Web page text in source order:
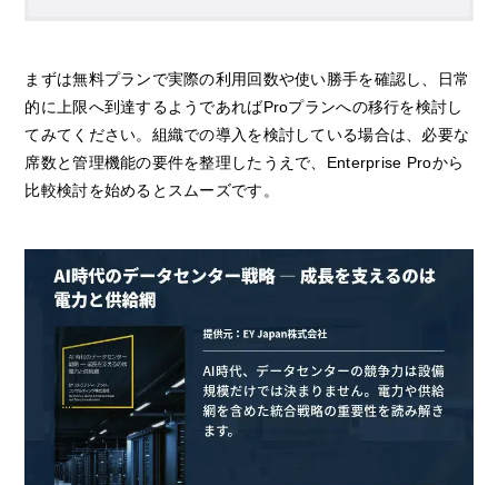
まずは無料プランで実際の利用回数や使い勝手を確認し、日常
的に上限へ到達するようであればProプランへの移行を検討し
てみてください。組織での導入を検討している場合は、必要な
席数と管理機能の要件を整理したうえで、Enterprise Proから
比較検討を始めるとスムーズです。